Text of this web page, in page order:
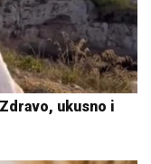
ukusno i